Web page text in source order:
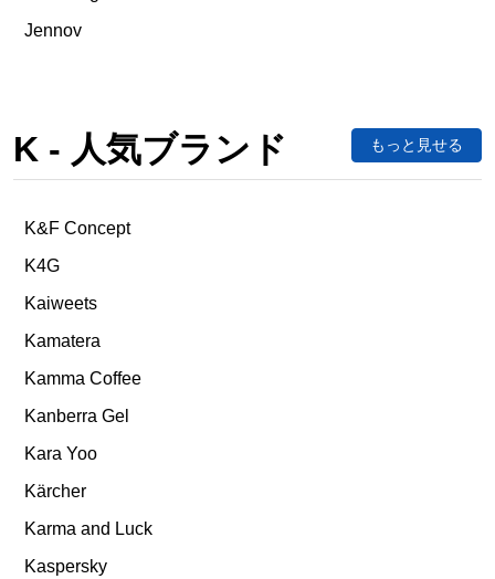
Jennov
K - 人気ブランド もっと見せる
K&F Concept
K4G
Kaiweets
Kamatera
Kamma Coffee
Kanberra Gel
Kara Yoo
Kärcher
Karma and Luck
Kaspersky